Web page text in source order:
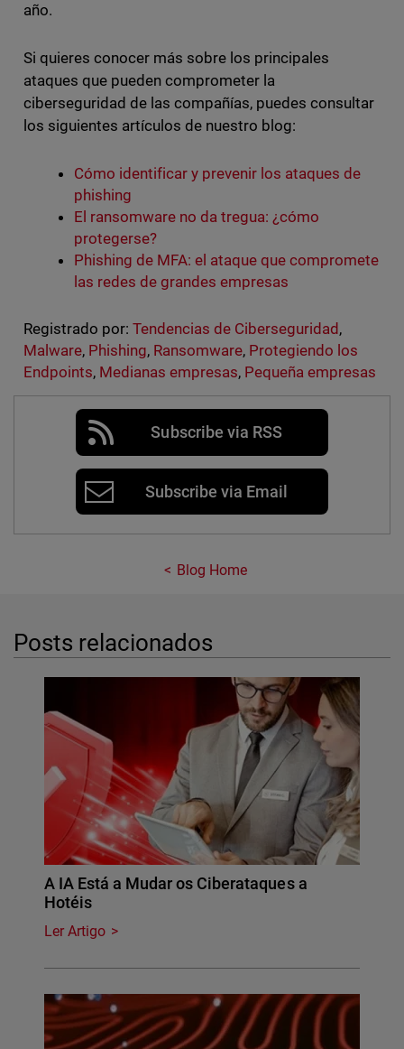
año.
Si quieres conocer más sobre los principales
ataques que pueden comprometer la
ciberseguridad de las compañías, puedes consultar
los siguientes artículos de nuestro blog:
Cómo identificar y prevenir los ataques de
phishing
El ransomware no da tregua: ¿cómo
protegerse?
Phishing de MFA: el ataque que compromete
las redes de grandes empresas
Registrado por: Tendencias de Ciberseguridad ,
Malware, Phishing, Ransomware, Protegiendo los
Endpoints, Medianas empresas, Pequeña empresas
Subscribe via RSS
Subscribe via Email
Blog Home
Posts relacionados
A IA Está a Mudar os Ciberataques a
Hotéis
Ler Artigo